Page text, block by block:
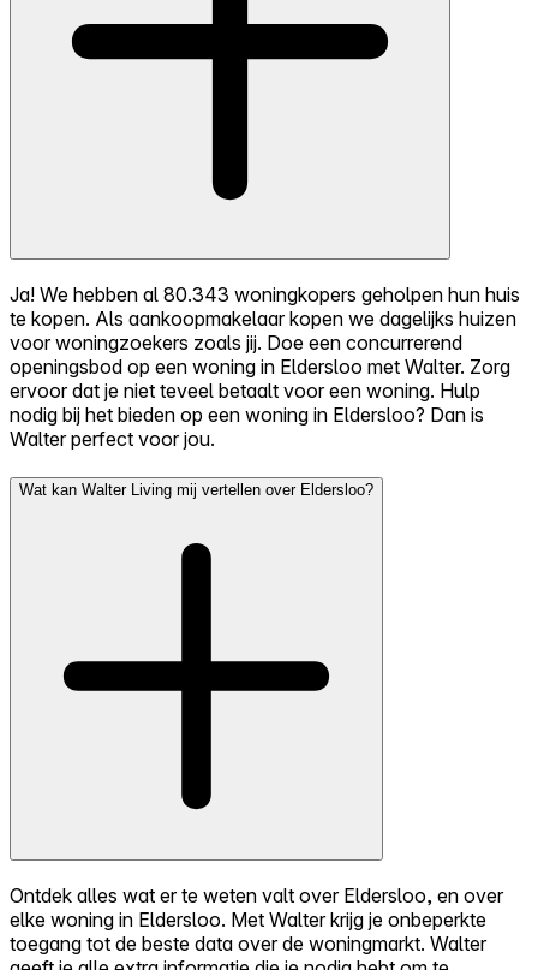
Ja! We hebben al 80.343 woningkopers geholpen hun huis
te kopen. Als aankoopmakelaar kopen we dagelijks huizen
voor woningzoekers zoals jij. Doe een concurrerend
openingsbod op een woning in Eldersloo met Walter. Zorg
ervoor dat je niet teveel betaalt voor een woning. Hulp
nodig bij het bieden op een woning in Eldersloo? Dan is
Walter perfect voor jou.
Wat kan Walter Living mij vertellen over Eldersloo?
Ontdek alles wat er te weten valt over Eldersloo, en over
elke woning in Eldersloo. Met Walter krijg je onbeperkte
toegang tot de beste data over de woningmarkt. Walter